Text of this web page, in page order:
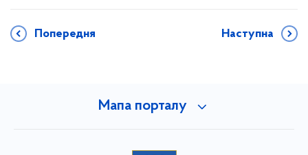
Попередня Наступна
Мапа порталу